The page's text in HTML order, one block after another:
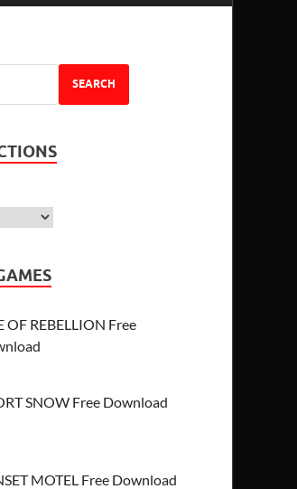
SEARCH
OF REBELLION Free
SNOW Free Download
MOTEL Free Download